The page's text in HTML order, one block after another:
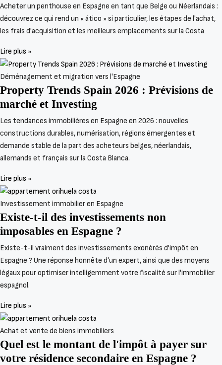
Acheter un penthouse en Espagne en tant que Belge ou Néerlandais :
découvrez ce qui rend un « ático » si particulier, les étapes de l'achat,
les frais d'acquisition et les meilleurs emplacements sur la Costa
Lire plus »
Déménagement et migration vers l'Espagne
Property Trends Spain 2026 : Prévisions de
marché et Investing
Les tendances immobilières en Espagne en 2026 : nouvelles
constructions durables, numérisation, régions émergentes et
demande stable de la part des acheteurs belges, néerlandais,
allemands et français sur la Costa Blanca.
Lire plus »
Investissement immobilier en Espagne
Existe-t-il des investissements non
imposables en Espagne ?
Existe-t-il vraiment des investissements exonérés d'impôt en
Espagne ? Une réponse honnête d'un expert, ainsi que des moyens
légaux pour optimiser intelligemment votre fiscalité sur l'immobilier
espagnol.
Lire plus »
Achat et vente de biens immobiliers
Quel est le montant de l'impôt à payer sur
votre résidence secondaire en Espagne ?